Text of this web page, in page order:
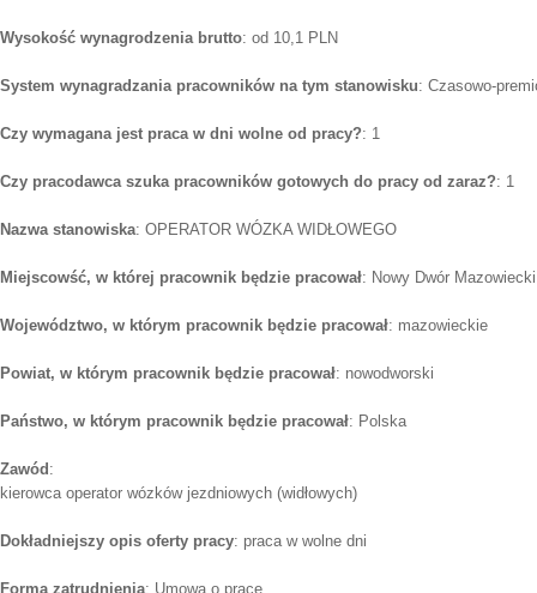
Wysokość wynagrodzenia brutto: od 10,1 PLN
System wynagradzania pracowników na tym stanowisku: Czasowo-
Czy wymagana jest praca w dni wolne od pracy?: 1
Czy pracodawca szuka pracowników gotowych do pracy od zaraz?: 1
Nazwa stanowiska: OPERATOR WÓZKA WIDŁOWEGO
Miejscowść, w której pracownik będzie pracował: Nowy Dwór Mazowiecki
Województwo, w którym pracownik będzie pracował: mazowieckie
Powiat, w którym pracownik będzie pracował: nowodworski
Państwo, w którym pracownik będzie pracował: Polska
Zawód :
kierowca operator wózków jezdniowych (widłowych)
Dokładniejszy opis oferty pracy: praca w wolne dni
Forma zatrudnienia: Umowa o pracę